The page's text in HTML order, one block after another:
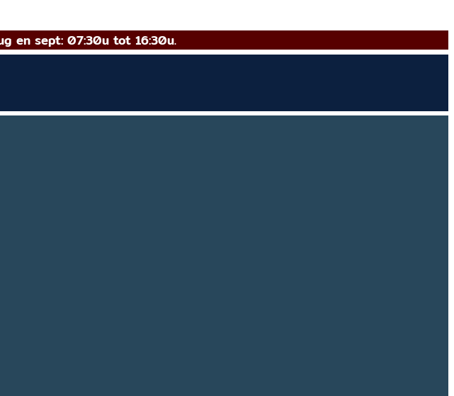
en sept: 07:30u tot 16:30u.